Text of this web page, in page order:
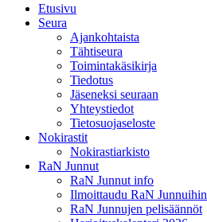
Etusivu
Seura
Ajankohtaista
Tähtiseura
Toimintakäsikirja
Tiedotus
Jäseneksi seuraan
Yhteystiedot
Tietosuojaseloste
Nokirastit
Nokirastiarkisto
RaN Junnut
RaN Junnut info
Ilmoittaudu RaN Junnuihin
RaN Junnujen pelisäännöt